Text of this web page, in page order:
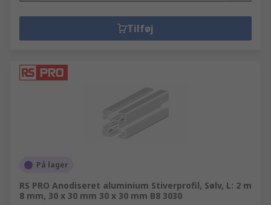
Tilføj
På lager
RS PRO Anodiseret aluminium Stiverprofil, Sølv, L: 2 m
8 mm, 30 x 30 mm 30 x 30 mm B8 3030